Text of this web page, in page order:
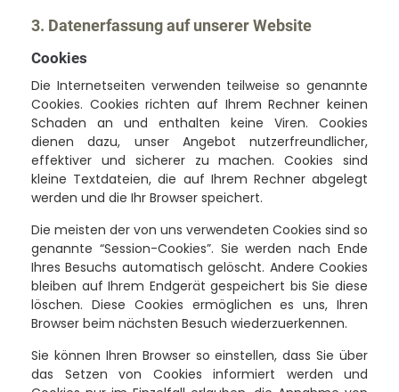
3. Datenerfassung auf unserer Website
Cookies
Die Internetseiten verwenden teilweise so genannte
Cookies. Cookies richten auf Ihrem Rechner keinen
Schaden an und enthalten keine Viren. Cookies
dienen dazu, unser Angebot nutzerfreundlicher,
effektiver und sicherer zu machen. Cookies sind
kleine Textdateien, die auf Ihrem Rechner abgelegt
werden und die Ihr Browser speichert.
Die meisten der von uns verwendeten Cookies sind so
genannte “Session-Cookies”. Sie werden nach Ende
Ihres Besuchs automatisch gelöscht. Andere Cookies
bleiben auf Ihrem Endgerät gespeichert bis Sie diese
löschen. Diese Cookies ermöglichen es uns, Ihren
Browser beim nächsten Besuch wiederzuerkennen.
Sie können Ihren Browser so einstellen, dass Sie über
das Setzen von Cookies informiert werden und